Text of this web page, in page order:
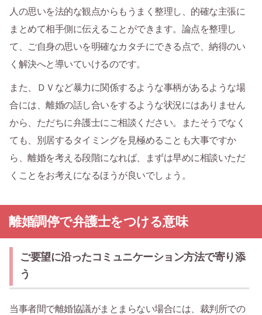
人の思いを法的な観点からもうまく整理し、的確な主張に
まとめて相手側に伝えることができます。論点を整理し
て、ご自身の思いを明確なカタチにできる点で、納得のい
く解決へと導いていけるのです。
また、ＤＶなど暴力に関係するような事柄があるような場
合には、離婚の話し合いをするような状況にはありません
から、ただちに弁護士にご相談ください。またそうでなく
ても、別居するタイミングを見極めることも大事ですか
ら、離婚を考える段階になれば、まずは早めに相談いただ
くことをお考えになるほうが良いでしょう。
離婚調停で弁護士をつける意味
ご要望に沿ったコミュニケーション方法で寄り添
う
当事者間で離婚協議がまとまらない場合には、裁判所での